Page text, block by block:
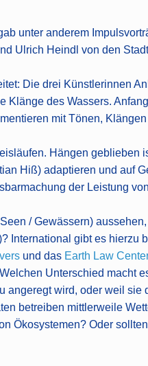
unter anderem
Ulrich Heindl von den
Die drei Künstlerinnen
des Wassers.
mit Tönen,
Hängen geblieben
Hiß) adaptieren und auf
der Leistung
/ Gewässern) aussehen,
International gibt es hierzu
und das Earth Law
Unterschied macht
angeregt wird, oder weil sie
betreiben mittlerweile
Ökosystemen? Oder